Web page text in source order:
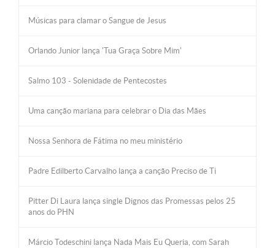
Músicas para clamar o Sangue de Jesus
Orlando Junior lança 'Tua Graça Sobre Mim'
Salmo 103 - Solenidade de Pentecostes
Uma canção mariana para celebrar o Dia das Mães
Nossa Senhora de Fátima no meu ministério
Padre Edilberto Carvalho lança a canção Preciso de Ti
Pitter Di Laura lança single Dignos das Promessas pelos 25
anos do PHN
Márcio Todeschini lança Nada Mais Eu Queria, com Sarah